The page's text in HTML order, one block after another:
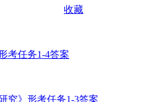
收藏
考任务1-4答案
究》形考任务1-3答案